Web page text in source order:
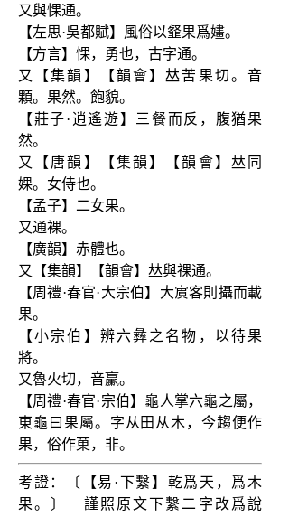
又與惈通。
【左思·吳都賦】風俗以韰果爲嫿。
【方言】惈，勇也，古字通。
又【集韻】【韻會】𠀤苦果切。音
顆。果然。飽貌。
【莊子·逍遙遊】三餐而反，腹猶果
然。
又【唐韻】【集韻】【韻會】𠀤同
婐。女侍也。
【孟子】二女果。
又通裸。
【廣韻】赤體也。
又【集韻】【韻會】𠀤與祼通。
【周禮·春官·大宗伯】大賔客則攝而載
果。
【小宗伯】辨六彝之名物，以待果
將。
又魯火切，音臝。
【周禮·春官·宗伯】龜人掌六龜之屬，
東龜曰果屬。字从田从木，今趨便作
果，俗作菓，非。
考證：〔【易·下繫】乾爲天，爲木
果。〕　謹照原文下繫二字改爲說